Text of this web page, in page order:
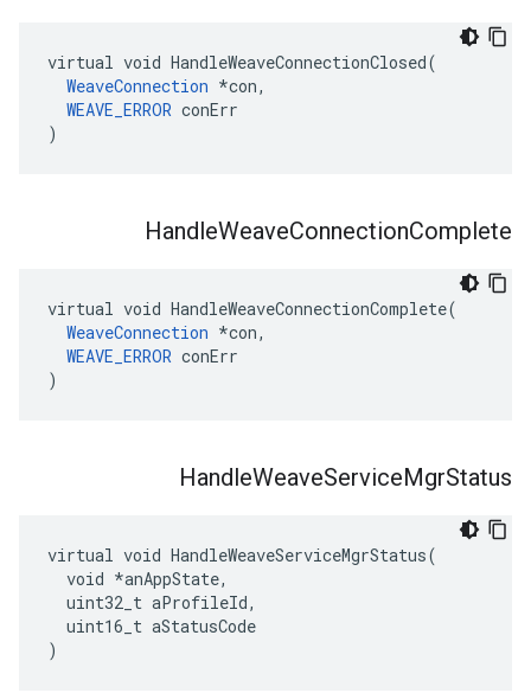
virtual void HandleWeaveConnectionClosed(
WeaveConnection *con,
WEAVE_ERROR conErr
)
HandleWeaveConnectionComplete
virtual void HandleWeaveConnectionComplete(
WeaveConnection *con,
WEAVE_ERROR conErr
)
HandleWeaveServiceMgrStatus
virtual void HandleWeaveServiceMgrStatus(
  void *anAppState,
  uint32_t aProfileId,
  uint16_t aStatusCode
)